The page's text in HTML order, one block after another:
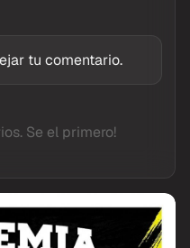
tu comentario.